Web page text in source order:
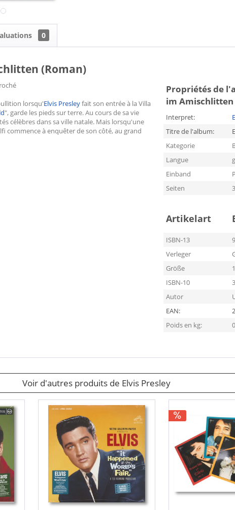
0
(Roman)
lorsqu'Elvis Presleyfait son entrée à la Villa
", garde les pieds sur terre. Au cours de sa vie
célèbres dans sa ville natale. Mais lorsqu'une
commence à enquêter de son côté, au grand
Propriétés de
im Amischlitten
Interpret:
Titre de l'album:
Kategorie
Langue
Einband
Seiten
Artikelart
ISBN-13
Verleger
Größe
ISBN-10
Autor
EAN:
Poids en kg:
Voir d'autres produits de Elvis Presley